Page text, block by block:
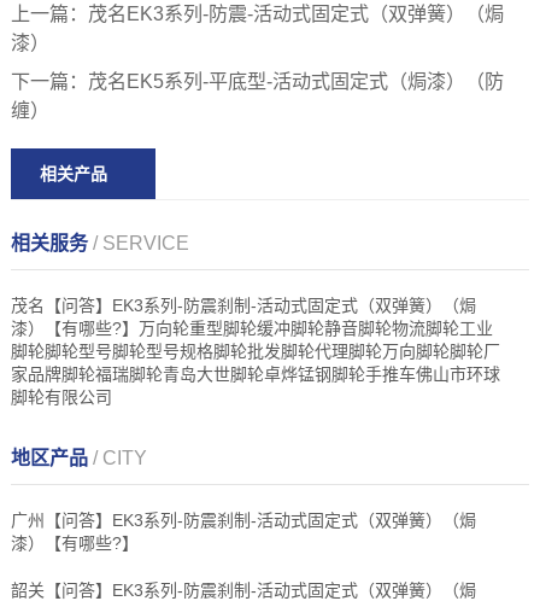
上一篇： 茂名EK3系列-防震-活动式固定式（双弹簧）（焗
漆）
下一篇： 茂名EK5系列-平底型-活动式固定式（焗漆）（防
缠）
相关产品
相关服务/ SERVICE
茂名【问答】EK3系列-防震刹制-活动式固定式（双弹簧）（焗
漆）【有哪些?】万向轮重型脚轮缓冲脚轮静音脚轮物流脚轮工业
脚轮脚轮型号脚轮型号规格脚轮批发脚轮代理脚轮万向脚轮脚轮厂
家品牌脚轮福瑞脚轮青岛大世脚轮卓烨锰钢脚轮手推车佛山市环球
脚轮有限公司
地区产品 / CITY
广州【问答】EK3系列-防震刹制-活动式固定式（双弹簧）（焗
漆）【有哪些?】
韶关【问答】EK3系列-防震刹制-活动式固定式（双弹簧）（焗